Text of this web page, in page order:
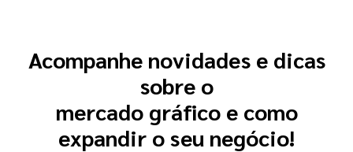
Acompanhe novidades e dicas
sobre o
mercado gráfico e como
expandir o seu negócio!